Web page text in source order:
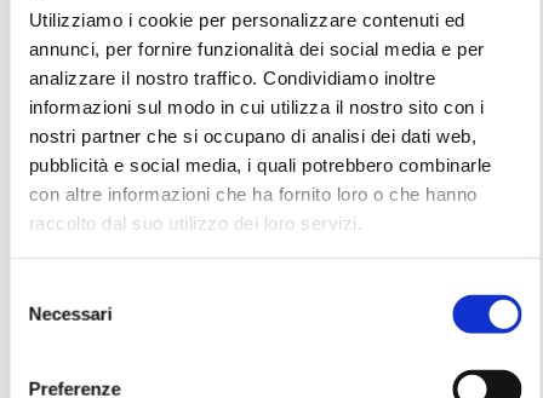
Utilizziamo i cookie per personalizzare contenuti ed
annunci, per fornire funzionalità dei social media e per
analizzare il nostro traffico. Condividiamo inoltre
informazioni sul modo in cui utilizza il nostro sito con i
nostri partner che si occupano di analisi dei dati web,
pubblicità e social media, i quali potrebbero combinarle
con altre informazioni che ha fornito loro o che hanno
raccolto dal suo utilizzo dei loro servizi.
delNecessari
Preferenze
dotato di impianti fognari a norma, efficienti e in buono stato.
Il servizio comprende gli scavi per la posa delle condotte fognarie e di fosse
biologiche per fognature di qualsiasi genere, costruzione programmata e costruzione
di allacciamenti alla rete pubblica. Oltre a ciò, è possibile rivolgersi a noi anche per
lavori di rifacimento di fognature esistenti dando così nuova vita a una rete già
presente ma che ha bisogno di essere rimessa completamente a nuovo.
Grazie alla trivellazione orizzontale controllata T.O.C. si evitano scavi in superficie
ed è possibile lavorare anche sotto vie di trasporto, corsi d’acqua, edifici o